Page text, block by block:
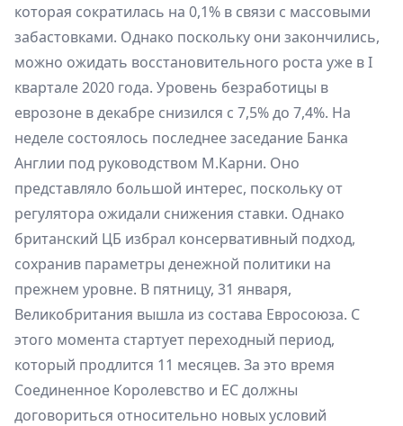
которая сократилась на 0,1% в связи с массовыми
забастовками. Однако поскольку они закончились,
можно ожидать восстановительного роста уже в I
квартале 2020 года. Уровень безработицы в
еврозоне в декабре снизился с 7,5% до 7,4%. На
неделе состоялось последнее заседание Банка
Англии под руководством М.Карни. Оно
представляло большой интерес, поскольку от
регулятора ожидали снижения ставки. Однако
британский ЦБ избрал консервативный подход,
сохранив параметры денежной политики на
прежнем уровне. В пятницу, 31 января,
Великобритания вышла из состава Евросоюза. С
этого момента стартует переходный период,
который продлится 11 месяцев. За это время
Соединенное Королевство и ЕС должны
договориться относительно новых условий